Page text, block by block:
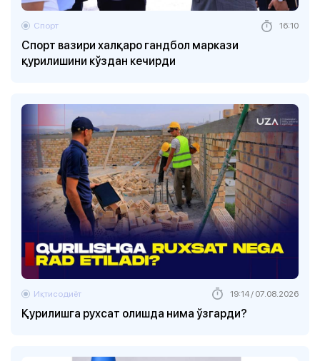
Спорт вазири халқаро гандбол маркази
қурилишини кўздан кечирди
Спорт 16:10
Қурилишга рухсат олишда нима ўзгарди?
Иқтисодиёт 19:14 / 07.08.2026